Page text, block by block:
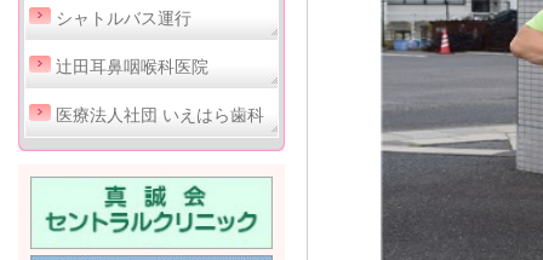
シャトルバス運行
辻田耳鼻咽喉科医院
医療法人社団 いえはら歯科